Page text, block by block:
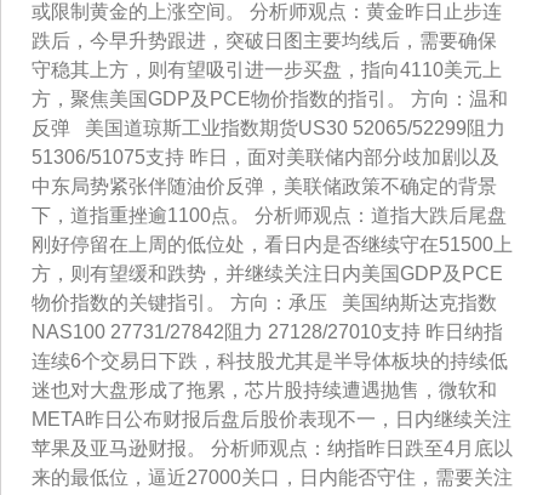
或限制黄金的上涨空间。 分析师观点：黄金昨日止步连
跌后，今早升势跟进，突破日图主要均线后，需要确保
守稳其上方，则有望吸引进一步买盘，指向4110美元上
方，聚焦美国GDP及PCE物价指数的指引。 方向：温和
反弹 美国道琼斯工业指数期货US30 52065/52299阻力
51306/51075支持 昨日，面对美联储内部分歧加剧以及
中东局势紧张伴随油价反弹，美联储政策不确定的背景
下，道指重挫逾1100点。 分析师观点：道指大跌后尾盘
刚好停留在上周的低位处，看日内是否继续守在51500上
方，则有望缓和跌势，并继续关注日内美国GDP及PCE
物价指数的关键指引。 方向：承压 美国纳斯达克指数
NAS100 27731/27842阻力 27128/27010支持 昨日纳指
连续6个交易日下跌，科技股尤其是半导体板块的持续低
迷也对大盘形成了拖累，芯片股持续遭遇抛售，微软和
META昨日公布财报后盘后股价表现不一，日内继续关注
苹果及亚马逊财报。 分析师观点：纳指昨日跌至4月底以
来的最低位，逼近27000关口，日内能否守住，需要关注